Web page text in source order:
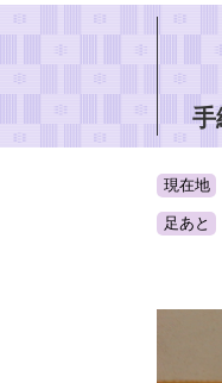
で
す
。
手
現在地
足あと